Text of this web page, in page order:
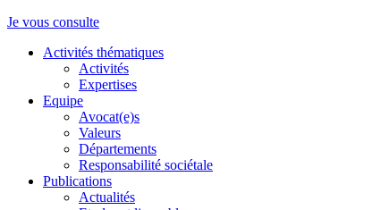
Je vous consulte
Activités thématiques
Activités
Expertises
Equipe
Avocat(e)s
Valeurs
Départements
Responsabilité sociétale
Publications
Actualités